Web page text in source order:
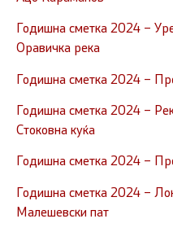
Годишна сметка 2024 –
Оравичка река
Годишна сметка 2024 –
Годишна сметка 2024 –
Стоковна куќа
Годишна сметка 2024 –
Годишна сметка 2024 –
Малешевски пат